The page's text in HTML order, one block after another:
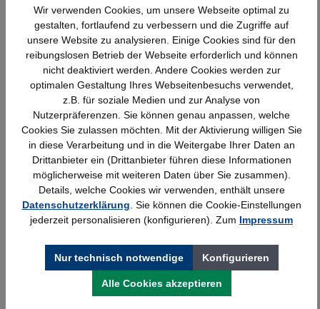
Produktgalerie überspringen
Ähnliche Artikel
Kerkmann Prospekt- u. Zeitschriften-
Schrank, 12xA4, 1 Schiebetür, lichtgrau,
1.095,99 €*
Wir verwenden Cookies, um unsere Webseite optimal zu
gestalten, fortlaufend zu verbessern und die Zugriffe auf
unsere Website zu analysieren. Einige Cookies sind für den
reibungslosen Betrieb der Webseite erforderlich und können
nicht deaktiviert werden. Andere Cookies werden zur
optimalen Gestaltung Ihres Webseitenbesuchs verwendet,
z.B. für soziale Medien und zur Analyse von
Nutzerpräferenzen. Sie können genau anpassen, welche
Cookies Sie zulassen möchten. Mit der Aktivierung willigen Sie
in diese Verarbeitung und in die Weitergabe Ihrer Daten an
Drittanbieter ein (Drittanbieter führen diese Informationen
möglicherweise mit weiteren Daten über Sie zusammen).
Details, welche Cookies wir verwenden, enthält unsere
Datenschutzerklärung . Sie können die Cookie-Einstellungen
jederzeit personalisieren (konfigurieren). Zum Impressum
Nur technisch notwendige Konfigurieren
Alle Cookies akzeptieren